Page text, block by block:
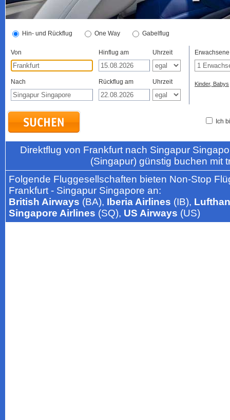
Hin- und Rückflug One Way Gabelflug
Von Hinflug am Uhrzeit
Nach Rückflug am Uhrzeit
Erwachsene
Kinder, Babys
Ich
Direktflug von Frankfurt nach Singapur
(Singapur) günstig buchen mit
Folgende Fluggesellschaften bieten Non-Stop
Frankfurt - Singapur Singapore an:
British Airways (BA), Iberia Airlines (IB),
Singapore Airlines (SQ), US Airways (US)